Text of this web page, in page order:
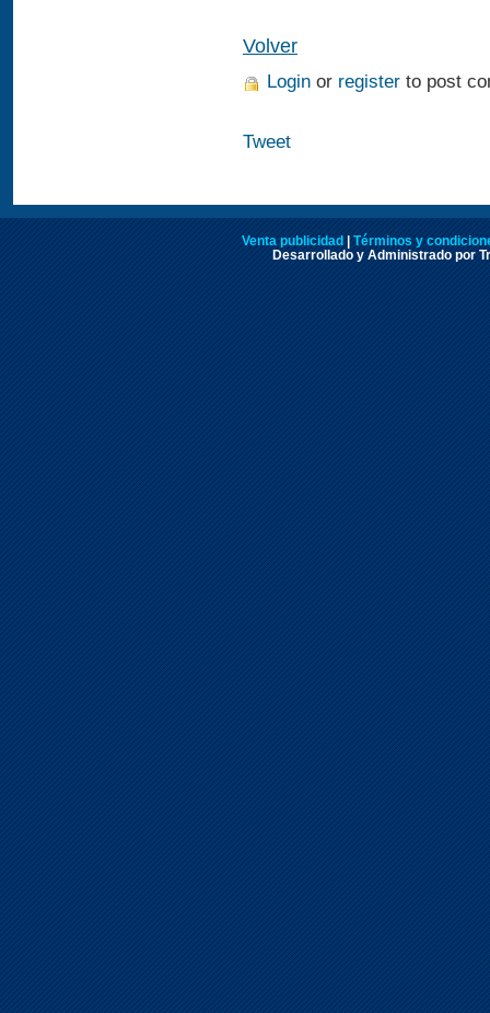
Volver
Login or register to post
Tweet
Venta publicidad | Términos y
Desarrollado y Administrado por